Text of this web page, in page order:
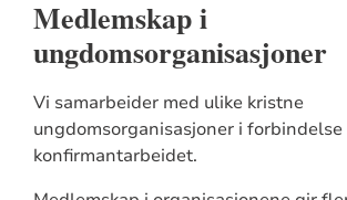
Medlemskap i
ungdomsorganisasjoner
Vi samarbeider med ulike kristne
ungdomsorganisasjoner i forbindelse
konfirmantarbeidet.